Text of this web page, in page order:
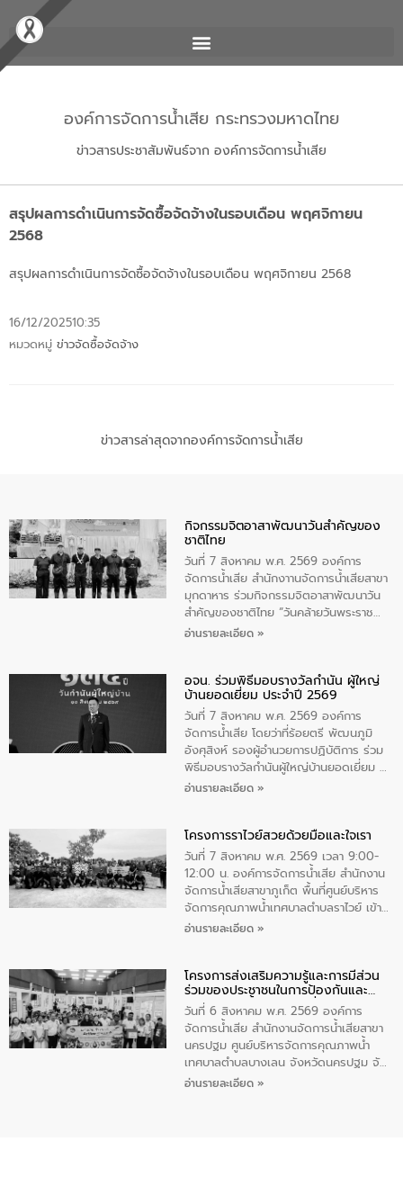
องค์การจัดการน้ำเสีย กระทรวงมหาดไทย
ข่าวสารประชาสัมพันธ์จาก องค์การจัดการน้ำเสีย
สรุปผลการดำเนินการจัดซื้อจัดจ้างในรอบเดือน พฤศจิกายน
2568
สรุปผลการดำเนินการจัดซื้อจัดจ้างในรอบเดือน พฤศจิกายน 2568
16/12/202510:35
หมวดหมู่ ข่าวจัดซื้อจัดจ้าง
ข่าวสารล่าสุดจากองค์การจัดการน้ำเสีย
กิจกรรมจิตอาสาพัฒนาวันสําคัญของ
ชาติไทย
วันที่ 7 สิงหาคม พ.ศ. 2569 องค์การ
จัดการน้ำเสีย สำนักงาานจัดการน้ำเสียสาขา
มุกดาหาร ร่วมกิจกรรมจิตอาสาพัฒนาวัน
สําคัญของชาติไทย “วันคล้ายวันพระราช
สมภพ สมเด็จพระนางเจ้าสิริกิติ์พระบรม
ทิพย์คำ รองผู้ว่าราชการจังหวัดมุกดาหาร
เป็นประธานในพิธี ณ เรือนจําชั่วคราวนาโสก
ตําบลนาโสก อําเภอเมืองมุกดาหาร จังหวัด
มุกดาหาร โดยในกิจกรรมได้ร่วมปลูกป่า และ
ทําความสะอาดภายในบริเวณ จัดกิจกรรม
เพื่อถวายเป็นพระราชกุศล สมเด็จพระนาง
เจ้าสิริกิติ์พระบรมราชินีนาถ พระบรมราช
อ่านรายละเอียด »
อจน. ร่วมพิธีมอบรางวัลกำนัน ผู้ใหญ่
บ้านยอดเยี่ยม ประจำปี 2569
วันที่ 7 สิงหาคม พ.ศ. 2569 องค์การ
จัดการน้ำเสีย โดยว่าที่ร้อยตรี พัฒนภูมิ
อังศุสิงห์ รองผู้อำนวยการปฏิบัติการ ร่วม
พิธีมอบรางวัลกำนันผู้ใหญ่บ้านยอดเยี่ยม ณ
ทำเนียบรัฐบาล โดยมีนายอนุทิน ชาญวีรกูล
ทองคำและประกาศเกียรติคุณให้แก่ กำนัน
ผู้ใหญ่บ้านยอดเยี่ยม พร้อมกล่าวชื่นชม ให้
โอวาท และมอบนโยบาย
อ่านรายละเอียด »
โครงการราไวย์สวยด้วยมือและใจเรา
วันที่ 7 สิงหาคม พ.ศ. 2569 เวลา 9:00-
12:00 น. องค์การจัดการน้ำเสีย สำนักงาน
จัดการน้ำเสียสาขาภูเก็ต พื้นที่ศูนย์บริหาร
จัดการคุณภาพน้ำเทศบาลตำบลราไวย์ เข้า
ร่วมโครงการราไวย์สวยด้วยมือและใจเรา
ประชาชน ตัวแทนจากโรงแรมต่างๆ ในเขต
เทศบาลตำบลราไวย์ ศูนย์บริหารจัดการ
คุณภาพน้ำเทศบาลตำบลราไวย์ นำโดยนาย
น้อย แก้วเศษ ผู้จัดการสำนักงานจัดการน้ำ
เสียสาขาภูเก็ต พร้อมด้วยเจ้าหน้าที่ จำนวน
5 คน ร่วมทำกิจกรรม ทำความสะอาด
ชายหาดและแหล่งท่องเที่ยว ณ บริเวณ
อ่านรายละเอียด »
โครงการส่งเสริมความรู้และการมีส่วน
ร่วมของประชาชนในการป้องกันและ
แก้ไขปัญหาน้ำเสียอย่างยั่งยืน
วันที่ 6 สิงหาคม พ.ศ. 2569 องค์การ
จัดการน้ำเสีย สำนักงานจัดการน้ำเสียสาขา
นครปฐม ศูนย์บริหารจัดการคุณภาพน้ำ
เทศบาลตำบลบางเลน จังหวัดนครปฐม จัด
กิจกรรมภายใต้โครงการส่งเสริมความรู้และ
อ่านรายละเอียด »